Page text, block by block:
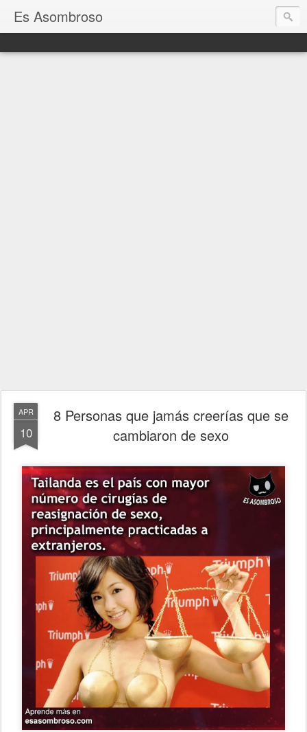
Es Asombroso
APR
10
8 Personas que jamás creerías que se
cambiaron de sexo